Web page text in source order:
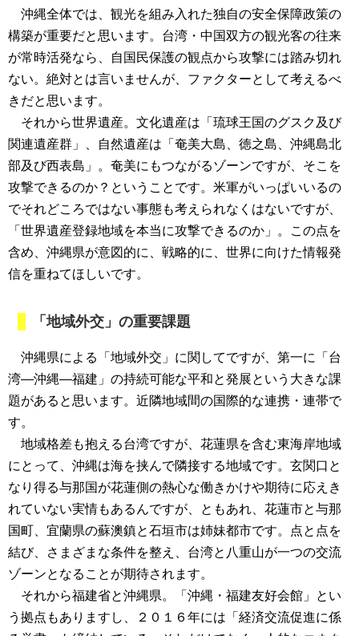
沖縄全体では、観光を組み入れた独自の安全保障政策の
構築が重要だと思います。台湾・中国双方の観光客の往来
が常時活発なら、自国民保護の観点から攻撃には踏み切れ
ない。絶対とは言いませんが、ファクターとして考えるべ
きだと思います。
それから世界遺産。文化遺産は「琉球王国のグスク及び
関連遺産群」、自然遺産は「奄美大島、徳之島、沖縄島北
部及び西表島」。奄美にもつながるゾーンですが、そこを
攻撃できるのか？ということです。米軍がいっぱいいるの
でそれどころではない事態も考えられなくはないですが、
「世界遺産登録地域を本当に攻撃できるのか」。この点を
含め、沖縄県が意図的に、戦略的に、世界に向けた情報発
信を重ねてほしいです。
「地域外交」の重要課題
沖縄県による「地域外交」に関してですが、第一に「台
湾―沖縄―福建」の持続可能な平和と発展という大きな課
題があると思います。近隣地域間の国際的な連携・連帯で
す。
地域格差も抱える台湾ですが、花蓮県を含む東海岸地域
にとって、沖縄は海を挟んで隣接する地域です。玄関口と
なり得る与那国が花蓮側の熱心な働きかけや期待に応えき
れていない実情もあるんですが、ともあれ、花蓮市と与那
国町、宜蘭県の蘇澳鎮と石垣市は姉妹都市です。点と点を
結び、さまざまな条件を整え、台湾と八重山が一つの交流
ゾーンとなることが期待されます。
それから福建省と沖縄県。「沖縄・福建友好会館」とい
う拠点もありますし、２０１６年には「経済交流促進に係